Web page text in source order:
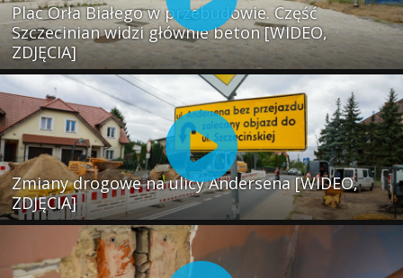
Plac Orła Białego w przebudowie. Część
Szczecinian widzi głównie beton [WIDEO,
ZDJĘCIA]
Zmiany drogowe na ulicy Andersena [WIDEO,
ZDJĘCIA]